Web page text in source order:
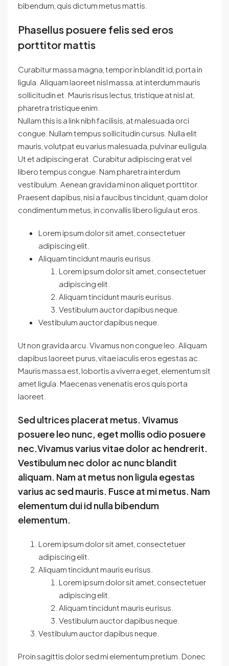
bibendum, quis dictum metus mattis.
Phasellus posuere felis sed eros
porttitor mattis
Curabitur massa magna, tempor in blandit id, porta in
ligula. Aliquam laoreet nisl massa, at interdum mauris
sollicitudin et. Mauris risus lectus, tristique at nisl at,
pharetra tristique enim.
Nullam this is a link nibh facilisis, at malesuada orci
congue. Nullam tempus sollicitudin cursus. Nulla elit
mauris, volutpat eu varius malesuada, pulvinar eu ligula.
Ut et adipiscing erat. Curabitur adipiscing erat vel
libero tempus congue. Nam pharetra interdum
vestibulum. Aenean gravida mi non aliquet porttitor.
Praesent dapibus, nisi a faucibus tincidunt, quam dolor
condimentum metus, in convallis libero ligula ut eros.
Lorem ipsum dolor sit amet, consectetuer
adipiscing elit.
Aliquam tincidunt mauris eu risus.
Lorem ipsum dolor sit amet, consectetuer
adipiscing elit.
Aliquam tincidunt mauris eu risus.
Vestibulum auctor dapibus neque.
Vestibulum auctor dapibus neque.
Ut non gravida arcu. Vivamus non congue leo. Aliquam
dapibus laoreet purus, vitae iaculis eros egestas ac.
Mauris massa est, lobortis a viverra eget, elementum sit
amet ligula. Maecenas venenatis eros quis porta
laoreet.
Sed ultrices placerat metus. Vivamus
posuere leo nunc, eget mollis odio posuere
nec.Vivamus varius vitae dolor ac hendrerit.
Vestibulum nec dolor ac nunc blandit
aliquam. Nam at metus non ligula egestas
varius ac sed mauris. Fusce at mi metus. Nam
elementum dui id nulla bibendum
elementum.
Lorem ipsum dolor sit amet, consectetuer
adipiscing elit.
Aliquam tincidunt mauris eu risus.
Lorem ipsum dolor sit amet, consectetuer
adipiscing elit.
Aliquam tincidunt mauris eu risus.
Vestibulum auctor dapibus neque.
Vestibulum auctor dapibus neque.
Proin sagittis dolor sed mi elementum pretium. Donec